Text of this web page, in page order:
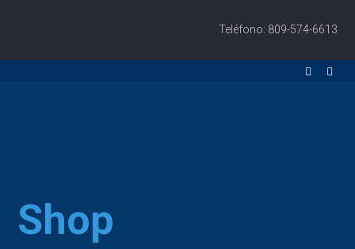
Teléfono: 809-574-6613
Shop